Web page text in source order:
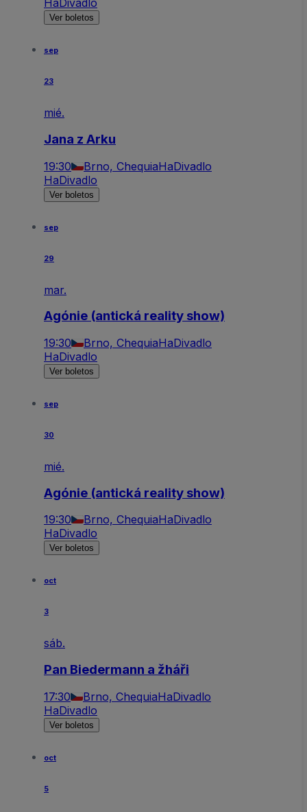
HaDivadlo
Ver boletos
sep
23
mié.
Jana z Arku
19:30 Brno, ChequiaHaDivadlo
HaDivadlo
Ver boletos
sep
29
mar.
Agónie (antická reality show)
19:30 Brno, ChequiaHaDivadlo
HaDivadlo
Ver boletos
sep
30
mié.
Agónie (antická reality show)
19:30 Brno, ChequiaHaDivadlo
HaDivadlo
Ver boletos
oct
3
sáb.
Pan Biedermann a žháři
17:30 Brno, ChequiaHaDivadlo
HaDivadlo
Ver boletos
oct
5